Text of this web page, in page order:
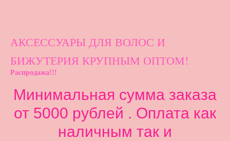
АКСЕССУАРЫ ДЛЯ ВОЛОС И
БИЖУТЕРИЯ КРУПНЫМ ОПТОМ!
Распродажа!!!
Минимальная сумма заказа
от 5000 рублей . Оплата как
наличным так и